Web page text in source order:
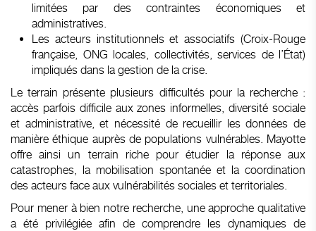
limitées par des contraintes économiques et
administratives.
Les acteurs institutionnels et associatifs (Croix-Rouge
française, ONG locales, collectivités, services de l’État)
impliqués dans la gestion de la crise.
Le terrain présente plusieurs difficultés pour la recherche :
accès parfois difficile aux zones informelles, diversité sociale
et administrative, et nécessité de recueillir les données de
manière éthique auprès de populations vulnérables. Mayotte
offre ainsi un terrain riche pour étudier la réponse aux
catastrophes, la mobilisation spontanée et la coordination
des acteurs face aux vulnérabilités sociales et territoriales.
Pour mener à bien notre recherche, une approche qualitative
a été privilégiée afin de comprendre les dynamiques de